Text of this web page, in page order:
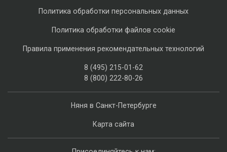
Няня в Санкт-Петербурге
Карта сайта
Политика обработки персональных данных
Политика обработки файлов cookie
Правила применения рекомендательных технологий
8 (495) 215-01-62
8 (800) 222-80-26